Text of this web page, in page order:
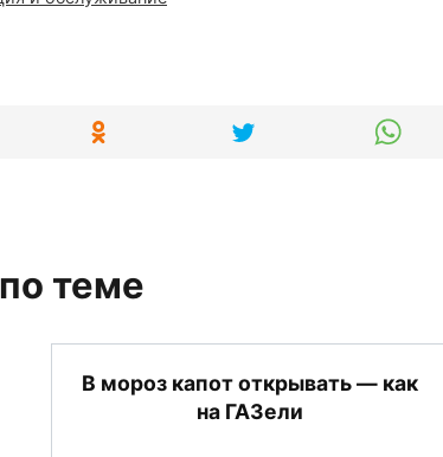
теме
В мороз капот открывать — как
на ГАЗели